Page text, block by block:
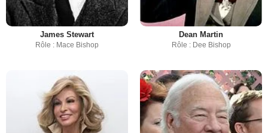
James Stewart
Rôle : Mace Bishop
Dean Martin
Rôle : Dee Bishop